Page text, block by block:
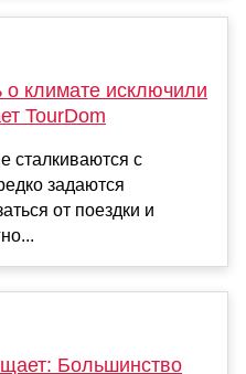
климате исключили
TourDom
сталкиваются с
задаются
от поездки и
Большинство